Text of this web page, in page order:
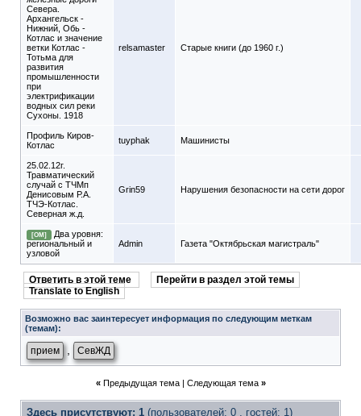
Севера.
Архангельск -
Нижний, Обь -
Котлас и значение
ветки Котлас -
Тотьма для
развития
промышленности
при
электрификации
водных сил реки
Сухоны. 1918
relsamaster Старые книги (до 1960 г.)
Профиль Киров-
Котлас
tuyphak Машинисты
25.02.12г.
Травматический
случай с ТЧМп
Денисовым Р.А.
ТЧЭ-Котлас.
Северная ж.д.
Grin59 Нарушения безопасности на сети дорог
[ОМ]
Два уровня:
региональный и
узловой
Admin Газета "Октябрьская магистраль"
Ответить в этой теме
Перейти в раздел этой темы
Translate to English
Возможно вас заинтересует информация по следующим меткам
(темам):
прием СевЖД
« Предыдущая тема| Следующая тема »
Здесь присутствуют: 1 (пользователей: 0 , гостей: 1)